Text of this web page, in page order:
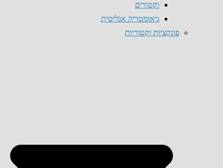
וקטורים
גיאומטריה אנליטית
פונקציות וקטוריות